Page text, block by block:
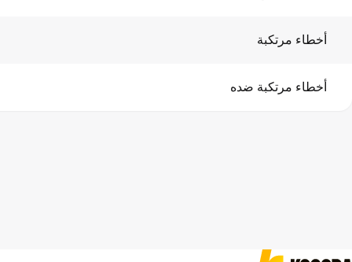
أخطاء مرتكبة
أخطاء مرتكبة ضده